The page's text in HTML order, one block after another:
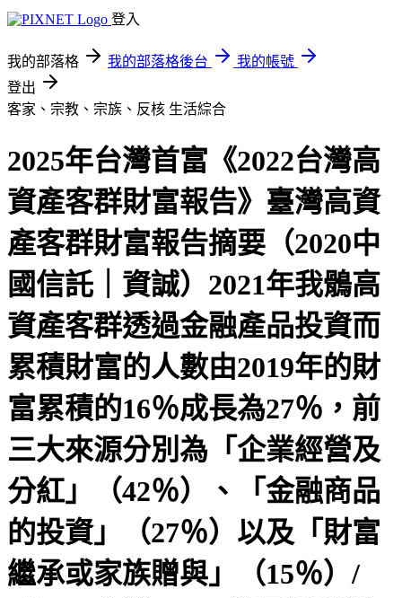
登入
我的部落格 我的部落格後台
我的帳號
登出
客家、宗教、宗族、反核 生活綜合
2025年台灣首富《2022台灣高
資產客群財富報告》臺灣高資
產客群財富報告摘要（2020中
國信託｜資誠）2021年我鶻高
資產客群透過金融產品投資而
累積財富的人數由2019年的財
富累積的16％成長為27％，前
三大來源分別為「企業經營及
分紅」（42％）、「金融商品
的投資」（27％）以及「財富
繼承或家族贈與」（15％）/